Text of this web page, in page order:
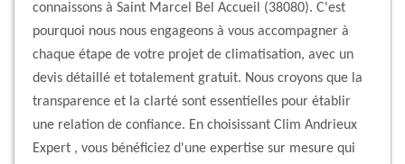
connaissons à Saint Marcel Bel Accueil (38080). C'est
pourquoi nous nous engageons à vous accompagner à
chaque étape de votre projet de climatisation, avec un
devis détaillé et totalement gratuit. Nous croyons que la
transparence et la clarté sont essentielles pour établir
une relation de confiance. En choisissant Clim Andrieux
Expert , vous bénéficiez d'une expertise sur mesure qui